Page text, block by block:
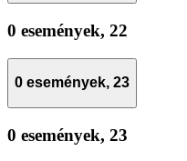
0 események, 22
0 események, 23
0 események, 23